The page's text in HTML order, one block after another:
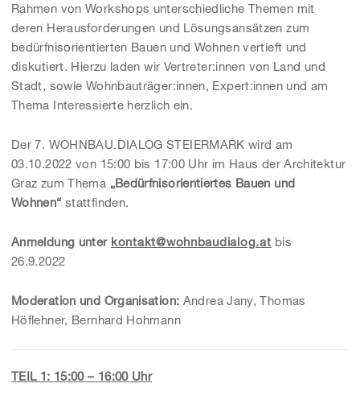
Rahmen von Workshops unterschiedliche Themen mit
deren Herausforderungen und Lösungsansätzen zum
bedürfnisorientierten Bauen und Wohnen vertieft und
diskutiert. Hierzu laden wir Vertreter:innen von Land und
Stadt, sowie Wohnbauträger:innen, Expert:innen und am
Thema Interessierte herzlich ein.
Der 7. WOHNBAU.DIALOG STEIERMARK wird am
03.10.2022 von 15:00 bis 17:00 Uhr im Haus der Architektur
Graz zum Thema „Bedürfnisorientiertes Bauen und
Wohnen“ stattfinden.
Anmeldung unter kontakt@wohnbaudialog.at bis
26.9.2022
Moderation und Organisation: Andrea Jany, Thomas
Höflehner, Bernhard Hohmann
TEIL 1: 15:00 – 16:00 Uhr